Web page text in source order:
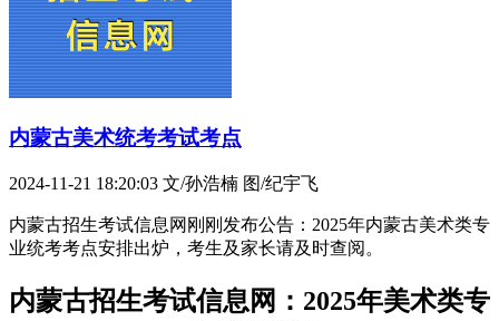
内蒙古美术统考考试考点
2024-11-21 18:20:03 文/孙浩楠 图/纪宇飞
内蒙古招生考试信息网刚刚发布公告：2025年内蒙古美术类专
业统考考点安排出炉，考生及家长请及时查阅。
内蒙古招生考试信息网：2025年美术类专